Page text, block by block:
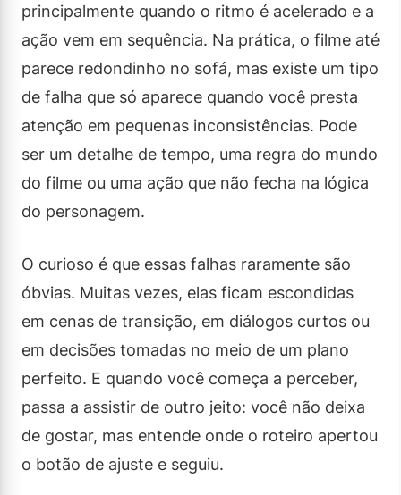
principalmente quando o ritmo é acelerado e a
ação vem em sequência. Na prática, o filme até
parece redondinho no sofá, mas existe um tipo
de falha que só aparece quando você presta
atenção em pequenas inconsistências. Pode
ser um detalhe de tempo, uma regra do mundo
do filme ou uma ação que não fecha na lógica
do personagem.
O curioso é que essas falhas raramente são
óbvias. Muitas vezes, elas ficam escondidas
em cenas de transição, em diálogos curtos ou
em decisões tomadas no meio de um plano
perfeito. E quando você começa a perceber,
passa a assistir de outro jeito: você não deixa
de gostar, mas entende onde o roteiro apertou
o botão de ajuste e seguiu.